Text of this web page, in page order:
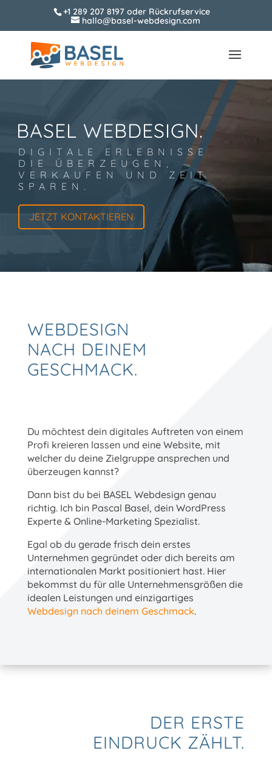
+1 289 207 8197 oder Rückrufservice
hallo@basel-webdesign.com
BASEL WEBDESIGN.
DIGITALE ERLEBNISSE
DIE ÜBERZEUGEN,
VERKAUFEN UND ZEIT
SPAREN.
JETZT KONTAKTIEREN
WEBDESIGN
NACH DEINEM
GESCHMACK.
Du möchtest dein digitales Auftreten von einem
Profi kreieren lassen und eine Website, mit
welcher du deine Zielgruppe ansprechen und
überzeugen kannst?
Dann bist du bei BASEL Webdesign genau
richtig. Ich bin Pascal Basel, dein WordPress
Experte & Online-Marketing Spezialist.
Egal ob du gerade frisch dein erstes
Unternehmen gegründet oder dich bereits am
internationalen Markt positioniert hast. Hier
bekommst du für alle Unternehmensgrößen die
idealen Leistungen und einzigartiges
Webdesign nach deinem Geschmack.
DER ERSTE
EINDRUCK ZÄHLT.